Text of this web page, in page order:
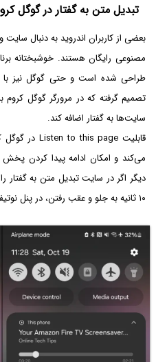
تبدیل متن به گفتار در گوگل
بعضی از کاربران اندروید به دنبال
مصنوعی رایگان هستند. خوشبختانه
طراحی شده است و حتی گوگل نیز با
تصمیم گرفته که در مرورگر گوگل کروم
سایت‌ها به گفتار اضافه کند.
می‌کند و امکان ادامه پیدا کردن
دیگر اگر در سایت تبدیل متن به
۱۰ ثانیه به جلو و عقب رفتن، در پنل نوتیفیکیشن‌های اندروید ظاهر می‌شود.